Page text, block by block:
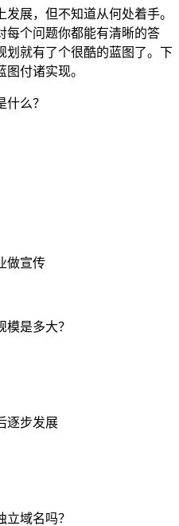
展，但不知道从何处着手。
每个问题你都能有清晰的答
划就有了个很酷的蓝图了。下
付诸实现。
么？
做宣传
是多大？
逐步发展
域名吗？